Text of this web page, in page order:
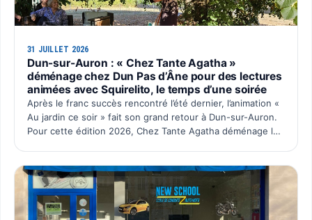
31 JUILLET 2026
Dun-sur-Auron : « Chez Tante Agatha »
déménage chez Dun Pas d’Âne pour des lectures
animées avec Squirelito, le temps d’une soirée
Après le franc succès rencontré l’été dernier, l’animation «
Au jardin ce soir » fait son grand retour à Dun-sur-Auron.
Pour cette édition 2026, Chez Tante Agatha déménage le